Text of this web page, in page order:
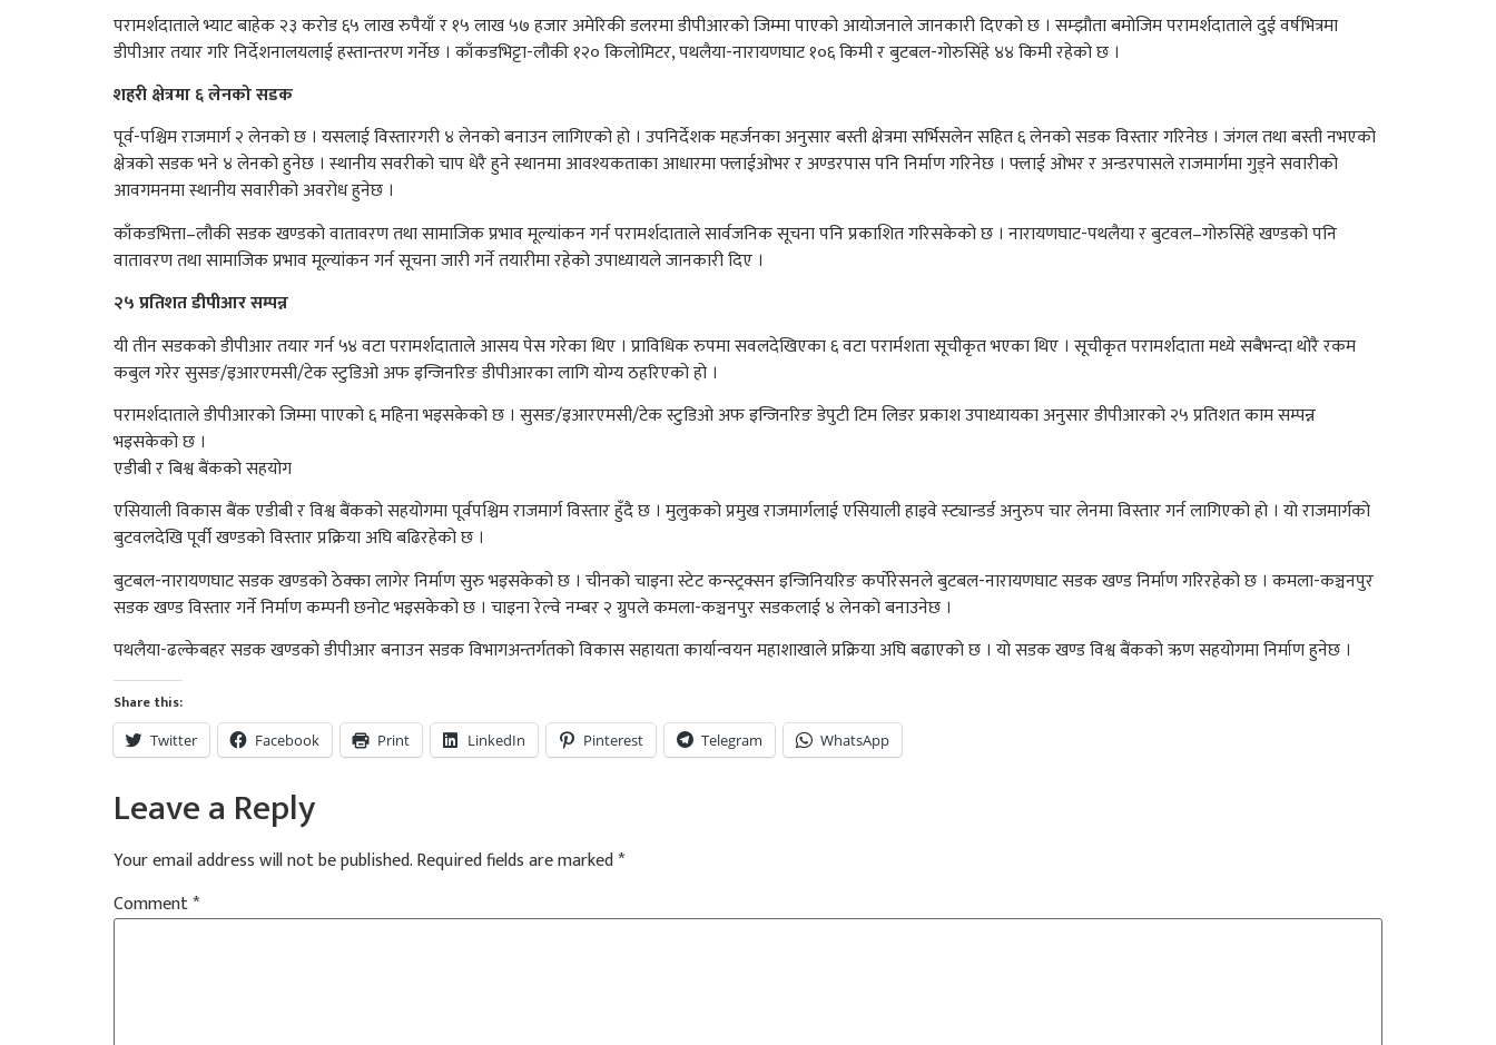
परामर्शदाताले भ्याट बाहेक २३ करोड ६५ लाख रुपैयाँ र १५ लाख ५७ हजार अमेरिकी डलरमा डीपीआरको जिम्मा पाएको आयोजनाले जानकारी दिएको छ । सम्झौता बमोजिम परामर्शदाताले दुई वर्षभित्रमा
डीपीआर तयार गरि निर्देशनालयलाई हस्तान्तरण गर्नेछ । काँकडभिट्टा-लौकी १२० किलोमिटर, पथलैया-नारायणघाट १०६ किमी र बुटबल-गोरुसिंहे ४४ किमी रहेको छ ।
शहरी क्षेत्रमा ६ लेनको सडक
पूर्व-पश्चिम राजमार्ग २ लेनको छ । यसलाई विस्तारगरी ४ लेनको बनाउन लागिएको हो । उपनिर्देशक महर्जनका अनुसार बस्ती क्षेत्रमा सर्भिसलेन सहित ६ लेनको सडक विस्तार गरिनेछ । जंगल तथा बस्ती नभएको
क्षेत्रको सडक भने ४ लेनको हुनेछ । स्थानीय सवरीको चाप धेरै हुने स्थानमा आवश्यकताका आधारमा फ्लाईओभर र अण्डरपास पनि निर्माण गरिनेछ । फ्लाई ओभर र अन्डरपासले राजमार्गमा गुड्ने सवारीको
आवगमनमा स्थानीय सवारीको अवरोध हुनेछ ।
काँकडभित्ता–लौकी सडक खण्डको वातावरण तथा सामाजिक प्रभाव मूल्यांकन गर्न परामर्शदाताले सार्वजनिक सूचना पनि प्रकाशित गरिसकेको छ । नारायणघाट-पथलैया र बुटवल–गोरुसिंहे खण्डको पनि
वातावरण तथा सामाजिक प्रभाव मूल्यांकन गर्न सूचना जारी गर्ने तयारीमा रहेको उपाध्यायले जानकारी दिए ।
२५ प्रतिशत डीपीआर सम्पन्न
यी तीन सडकको डीपीआर तयार गर्न ५४ वटा परामर्शदाताले आसय पेस गरेका थिए । प्राविधिक रुपमा सवलदेखिएका ६ वटा परार्मशता सूचीकृत भएका थिए । सूचीकृत परामर्शदाता मध्ये सबैभन्दा थोरै रकम
कबुल गरेर सुसङ/इआरएमसी/टेक स्टुडिओ अफ इन्जिनरिङ डीपीआरका लागि योग्य ठहरिएको हो ।
परामर्शदाताले डीपीआरको जिम्मा पाएको ६ महिना भइसकेको छ । सुसङ/इआरएमसी/टेक स्टुडिओ अफ इन्जिनरिङ डेपुटी टिम लिडर प्रकाश उपाध्यायका अनुसार डीपीआरको २५ प्रतिशत काम सम्पन्न
भइसकेको छ ।
एडीबी र बिश्व बैंकको सहयोग
एसियाली विकास बैंक एडीबी र विश्व बैंकको सहयोगमा पूर्वपश्चिम राजमार्ग विस्तार हुँदै छ । मुलुकको प्रमुख राजमार्गलाई एसियाली हाइवे स्ट्यान्डर्ड अनुरुप चार लेनमा विस्तार गर्न लागिएको हो । यो राजमार्गको
बुटवलदेखि पूर्वी खण्डको विस्तार प्रक्रिया अघि बढिरहेको छ ।
बुटबल-नारायणघाट सडक खण्डको ठेक्का लागेर निर्माण सुरु भइसकेको छ । चीनको चाइना स्टेट कन्स्ट्रक्सन इन्जिनियरिङ कर्पोरेसनले बुटबल-नारायणघाट सडक खण्ड निर्माण गरिरहेको छ । कमला-कञ्चनपुर
सडक खण्ड विस्तार गर्ने निर्माण कम्पनी छनोट भइसकेको छ । चाइना रेल्वे नम्बर २ ग्रुपले कमला-कञ्चनपुर सडकलाई ४ लेनको बनाउनेछ ।
पथलैया-ढल्केबहर सडक खण्डको डीपीआर बनाउन सडक विभागअन्तर्गतको विकास सहायता कार्यान्वयन महाशाखाले प्रक्रिया अघि बढाएको छ । यो सडक खण्ड विश्व बैंकको ऋण सहयोगमा निर्माण हुनेछ ।
Share this:
Twitter Facebook Print LinkedIn Pinterest Telegram WhatsApp
Leave a Reply
Your email address will not be published.Required fields are marked*
Comment*